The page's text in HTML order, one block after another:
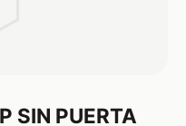
SIN PUERTA